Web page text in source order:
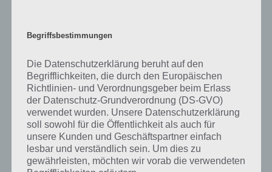
Mit Level 8 wird dann der erste Hobby-Gegenstand
freigeschaltet, den du in Sims Mobile bauen kannst
Platziere den Herd
Begriffsbestimmungen
Die Datenschutzerklärung beruht auf den
Begrifflichkeiten, die durch den Europäischen
Richtlinien- und Verordnungsgeber beim Erlass
der Datenschutz-Grundverordnung (DS-GVO)
verwendet wurden. Unsere Datenschutzerklärung
soll sowohl für die Öffentlichkeit als auch für
unsere Kunden und Geschäftspartner einfach
lesbar und verständlich sein. Um dies zu
gewährleisten, möchten wir vorab die verwendeten